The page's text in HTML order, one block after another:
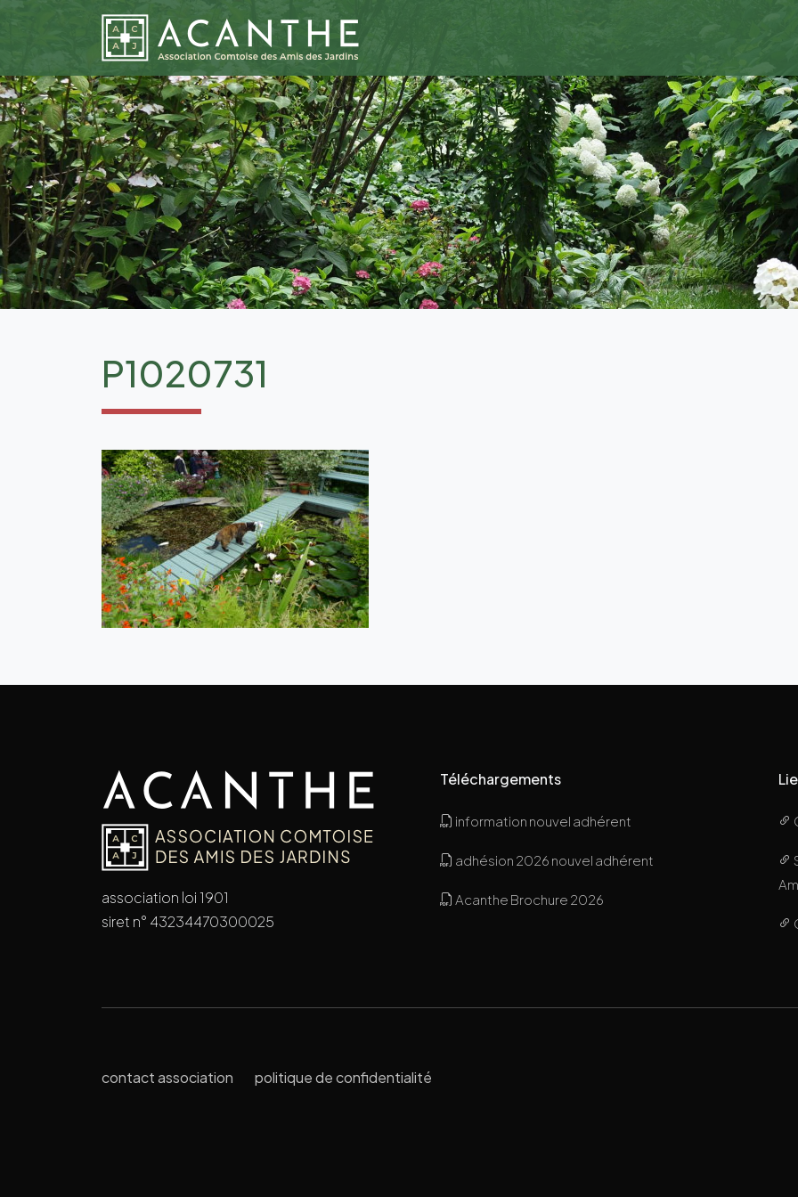
P1020731
association loi 1901
siret n° 43234470300025
Téléchargements
information nouvel adhérent
adhésion 2026 nouvel adhérent
Acanthe Brochure 2026
contact association politique de confidentialité